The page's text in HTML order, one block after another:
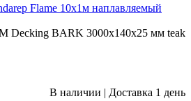
Flame 10х1м наплавляемый
Decking BARK 3000х140х25 мм teak
В наличии | Доставка 1 день